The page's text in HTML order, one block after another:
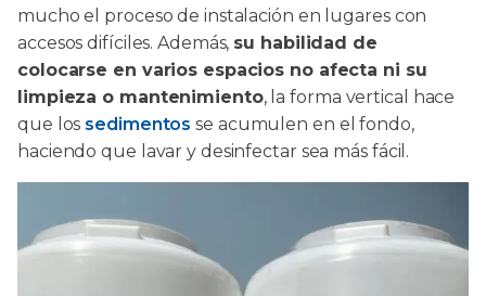
mucho el proceso de instalación en lugares con
accesos difíciles. Además, su habilidad de
colocarse en varios espacios no afecta ni su
limpieza o mantenimiento, la forma vertical hace
que los sedimentos se acumulen en el fondo,
haciendo que lavar y desinfectar sea más fácil.